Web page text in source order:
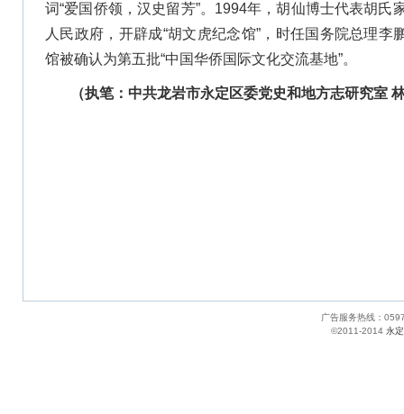
词“爱国侨领，汉史留芳”。1994年，胡仙博士代表胡氏
人民政府，开辟成“胡文虎纪念馆”，时任国务院总理
馆被确认为第五批“中国华侨国际文化交流基地”。
（执笔：中共龙岩市永定区委党史和地方志研究室
广告服务热线：
©2011-2014 永